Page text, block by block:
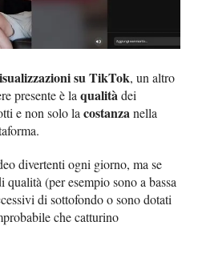
su TikTok, un altro
presente è laqualitàdei
e non solo lacostanzanella
divertenti ogni giorno, ma se
(per esempio sono a bassa
di sottofondo o sono dotati
che catturino